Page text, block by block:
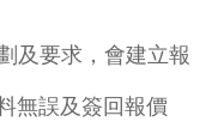
及要求，會建立報
無誤及簽回報價